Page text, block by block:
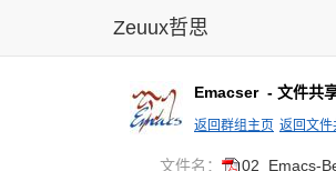
Zeuux哲思
Emacser- 文件共
返回群组主页 返回文件
文件名： 02_Emacs-B